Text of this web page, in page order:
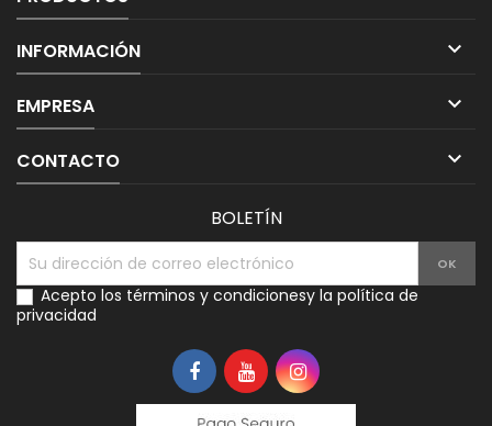
INFORMACIÓN 
EMPRESA 
CONTACTO 
BOLETÍN
Acepto los términos y condicionesy la política de
privacidad